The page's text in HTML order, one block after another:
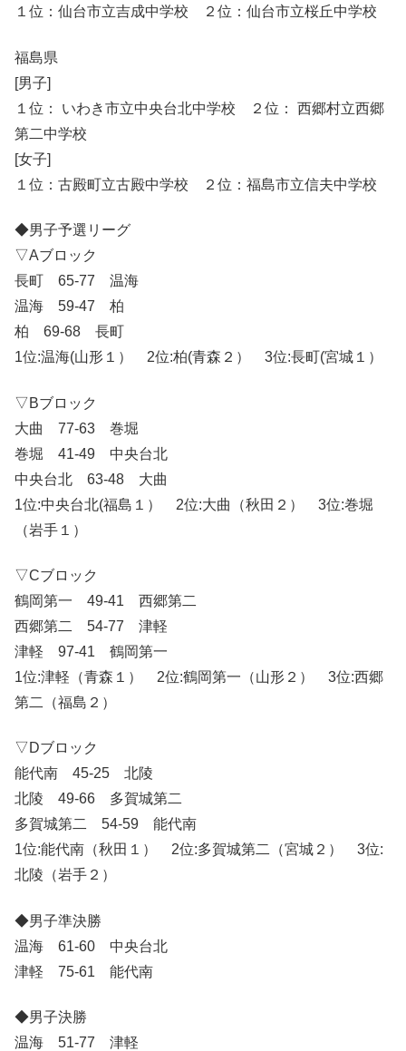
１位：仙台市立吉成中学校 ２位：仙台市立桜丘中学校
福島県
[男子]
１位： いわき市立中央台北中学校 ２位： 西郷村立西郷
第二中学校
[女子]
１位：古殿町立古殿中学校 ２位：福島市立信夫中学校
◆男子予選リーグ
▽Aブロック
長町 65-77 温海
温海 59-47 柏
柏 69-68 長町
1位:温海(山形１） 2位:柏(青森２） 3位:長町(宮城１）
▽Bブロック
大曲 77-63 巻堀
巻堀 41-49 中央台北
中央台北 63-48 大曲
1位:中央台北(福島１） 2位:大曲（秋田２） 3位:巻堀
（岩手１）
▽Cブロック
鶴岡第一 49-41 西郷第二
西郷第二 54-77 津軽
津軽 97-41 鶴岡第一
1位:津軽（青森１） 2位:鶴岡第一（山形２） 3位:西郷
第二（福島２）
▽Dブロック
能代南 45-25 北陵
北陵 49-66 多賀城第二
多賀城第二 54-59 能代南
1位:能代南（秋田１） 2位:多賀城第二（宮城２） 3位:
北陵（岩手２）
◆男子準決勝
温海 61-60 中央台北
津軽 75-61 能代南
◆男子決勝
温海 51-77 津軽